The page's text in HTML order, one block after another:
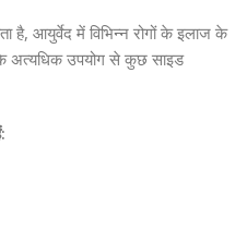
है, आयुर्वेद में विभिन्न रोगों के इलाज के
अत्यधिक उपयोग से कुछ साइड